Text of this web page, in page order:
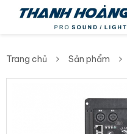
Trang chủ Sản phẩm